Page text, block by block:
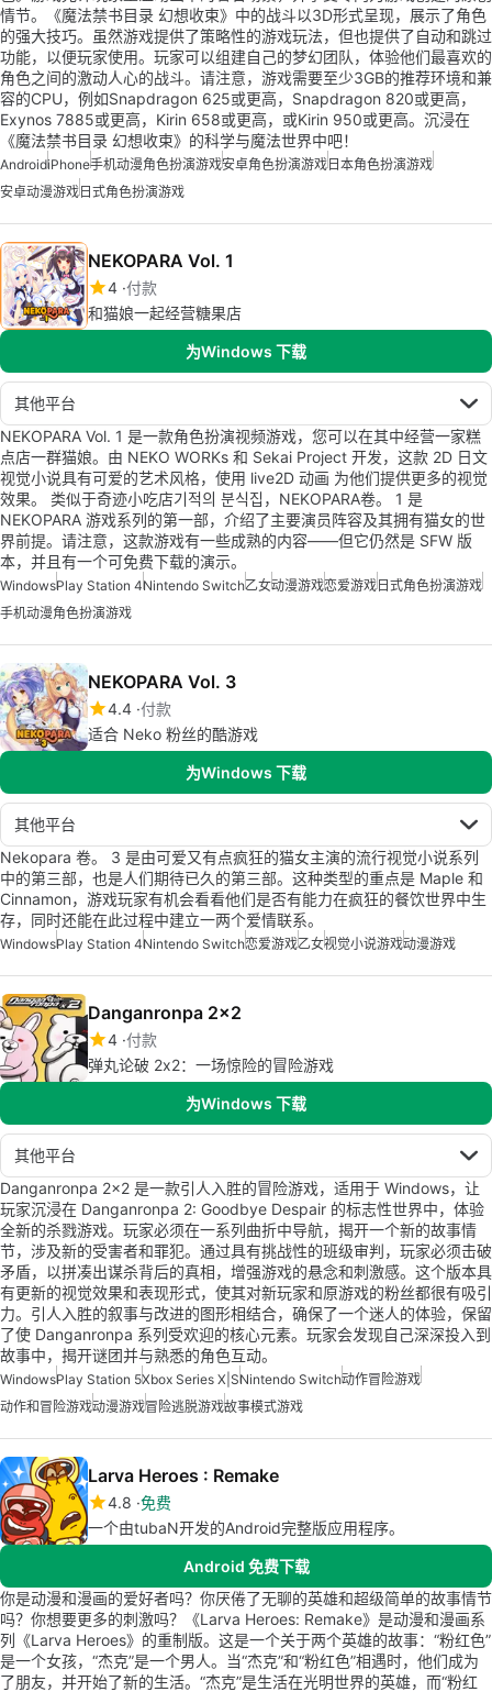
情节。《魔法禁书目录 幻想收束》中的战斗以3D形式呈现，展示了角色
的强大技巧。虽然游戏提供了策略性的游戏玩法，但也提供了自动和跳过
功能，以便玩家使用。玩家可以组建自己的梦幻团队，体验他们最喜欢的
角色之间的激动人心的战斗。请注意，游戏需要至少3GB的推荐环境和兼
容的CPU，例如Snapdragon 625或更高，Snapdragon 820或更高，
Exynos 7885或更高，Kirin 658或更高，或Kirin 950或更高。沉浸在
《魔法禁书目录 幻想收束》的科学与魔法世界中吧！
AndroidiPhone手机动漫角色扮演游戏安卓角色扮演游戏日本角色扮演游戏
安卓动漫游戏日式角色扮演游戏
NEKOPARA Vol. 1
4 付款
和猫娘一起经营糖果店
为Windows 下载
其他平台
NEKOPARA Vol. 1 是一款角色扮演视频游戏，您可以在其中经营一家糕
点店一群猫娘。由 NEKO WORKs 和 Sekai Project 开发，这款 2D 日文
视觉小说具有可爱的艺术风格，使用 live2D 动画 为他们提供更多的视觉
效果。 类似于奇迹小吃店기적의 분식집，NEKOPARA卷。 1 是
NEKOPARA 游戏系列的第一部，介绍了主要演员阵容及其拥有猫女的世
界前提。请注意，这款游戏有一些成熟的内容——但它仍然是 SFW 版
本，并且有一个可免费下载的演示。
WindowsPlay Station 4Nintendo Switch乙女动漫游戏恋爱游戏日式角色扮演游戏
手机动漫角色扮演游戏
NEKOPARA Vol. 3
4.4 付款
适合 Neko 粉丝的酷游戏
为Windows 下载
其他平台
Nekopara 卷。 3 是由可爱又有点疯狂的猫女主演的流行视觉小说系列
中的第三部，也是人们期待已久的第三部。这种类型的重点是 Maple 和
Cinnamon，游戏玩家有机会看看他们是否有能力在疯狂的餐饮世界中生
存，同时还能在此过程中建立一两个爱情联系。
WindowsPlay Station 4Nintendo Switch恋爱游戏乙女视觉小说游戏动漫游戏
Danganronpa 2x2
4 付款
弹丸论破 2x2：一场惊险的冒险游戏
为Windows 下载
其他平台
Danganronpa 2x2 是一款引人入胜的冒险游戏，适用于 Windows，让
玩家沉浸在 Danganronpa 2: Goodbye Despair 的标志性世界中，体验
全新的杀戮游戏。玩家必须在一系列曲折中导航，揭开一个新的故事情
节，涉及新的受害者和罪犯。通过具有挑战性的班级审判，玩家必须击破
矛盾，以拼凑出谋杀背后的真相，增强游戏的悬念和刺激感。这个版本具
有更新的视觉效果和表现形式，使其对新玩家和原游戏的粉丝都很有吸引
力。引人入胜的叙事与改进的图形相结合，确保了一个迷人的体验，保留
了使 Danganronpa 系列受欢迎的核心元素。玩家会发现自己深深投入到
故事中，揭开谜团并与熟悉的角色互动。
WindowsPlay Station 5Xbox Series X|SNintendo Switch动作冒险游戏
动作和冒险游戏动漫游戏冒险逃脱游戏故事模式游戏
Larva Heroes : Remake
4.8 免费
一个由tubaN开发的Android完整版应用程序。
Android 免费下载
你是动漫和漫画的爱好者吗？你厌倦了无聊的英雄和超级简单的故事情节
吗？你想要更多的刺激吗？《Larva Heroes: Remake》是动漫和漫画系
列《Larva Heroes》的重制版。这是一个关于两个英雄的故事：“粉红色”
是一个女孩，“杰克”是一个男人。当“杰克”和“粉红色”相遇时，他们成为
了朋友，并开始了新的生活。“杰克”是生活在光明世界的英雄，而“粉红